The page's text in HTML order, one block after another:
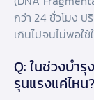
กว่า 24 ชั่วโมง
เกินไปจนไม่พอใ
Q: ในช่วงบำ
รุนแรงแค่ไหน?